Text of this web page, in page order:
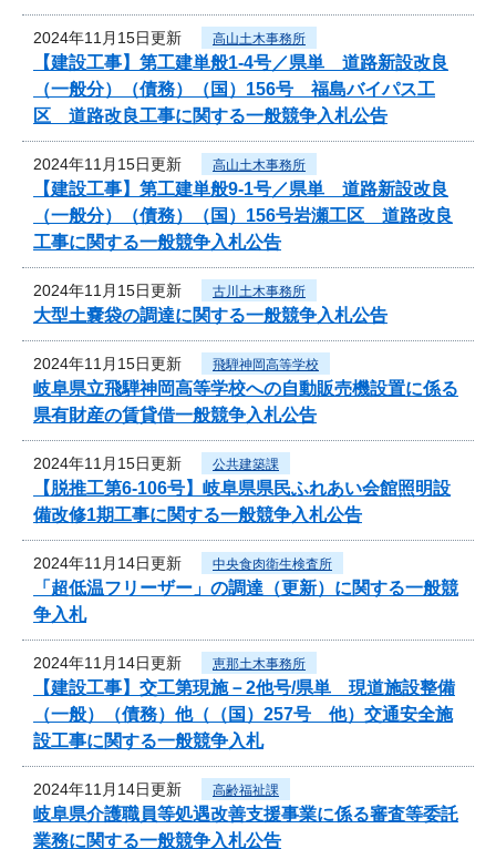
2024年11月15日更新 高山土木事務所
【建設工事】第工建単般1-4号／県単 道路新設改良
（一般分）（債務）（国）156号 福島バイパス工
区 道路改良工事に関する一般競争入札公告
2024年11月15日更新 高山土木事務所
【建設工事】第工建単般9-1号／県単 道路新設改良
（一般分）（債務）（国）156号岩瀬工区 道路改良
工事に関する一般競争入札公告
2024年11月15日更新 古川土木事務所
大型土嚢袋の調達に関する一般競争入札公告
2024年11月15日更新 飛騨神岡高等学校
岐阜県立飛騨神岡高等学校への自動販売機設置に係る
県有財産の賃貸借一般競争入札公告
2024年11月15日更新 公共建築課
【脱推工第6-106号】岐阜県県民ふれあい会館照明設
備改修1期工事に関する一般競争入札公告
2024年11月14日更新 中央食肉衛生検査所
「超低温フリーザー」の調達（更新）に関する一般競
争入札
2024年11月14日更新 恵那土木事務所
【建設工事】交工第現施－2他号/県単 現道施設整備
（一般）（債務）他（（国）257号 他）交通安全施
設工事に関する一般競争入札
2024年11月14日更新 高齢福祉課
岐阜県介護職員等処遇改善支援事業に係る審査等委託
業務に関する一般競争入札公告